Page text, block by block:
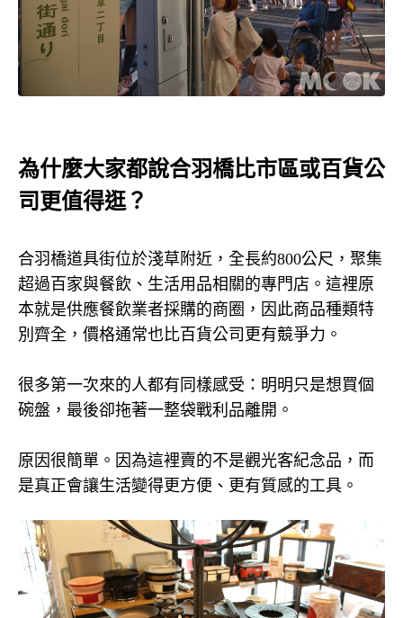
為什麼大家都說合羽橋比市區或百貨公
司更值得逛？
合羽橋道具街位於淺草附近，全長約800公尺，聚集
超過百家與餐飲、生活用品相關的專門店。這裡原
本就是供應餐飲業者採購的商圈，因此商品種類特
別齊全，價格通常也比百貨公司更有競爭力。
很多第一次來的人都有同樣感受：明明只是想買個
碗盤，最後卻拖著一整袋戰利品離開。
原因很簡單。 因為這裡賣的不是觀光客紀念品，而
是真正會讓生活變得更方便、更有質感的工具。